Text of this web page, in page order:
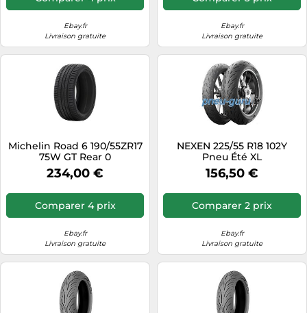
Ebay.fr
Livraison gratuite
Ebay.fr
Livraison gratuite
Michelin Road 6 190/55ZR17
75W GT Rear 0
234,00 €
Comparer 4 prix
Ebay.fr
Livraison gratuite
NEXEN 225/55 R18 102Y
Pneu Été XL
156,50 €
Comparer 2 prix
Ebay.fr
Livraison gratuite